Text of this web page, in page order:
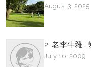
August 3, 2025
2. 老李牛雜--
July 16, 2009